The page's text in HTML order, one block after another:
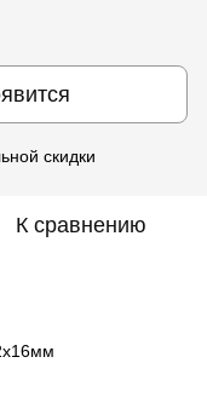
скидки
К сравнению